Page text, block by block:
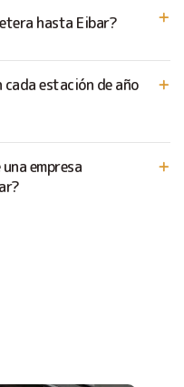
hasta Eibar?
estación de año
empresa